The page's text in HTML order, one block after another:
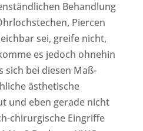
Behandlung
Piercen
sei, greife nicht,
es jedoch ohnehin
sich bei diesen Maß-
ästhetische
und eben gerade nicht
chirurgische Eingriffe